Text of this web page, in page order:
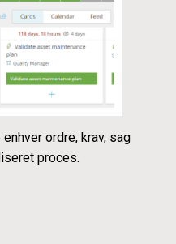
ordre, krav, sag
proces.